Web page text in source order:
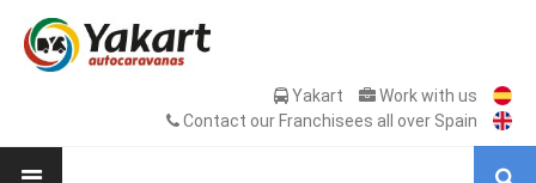
Yakart
Work with us
Contact our Franchisees all over Spain